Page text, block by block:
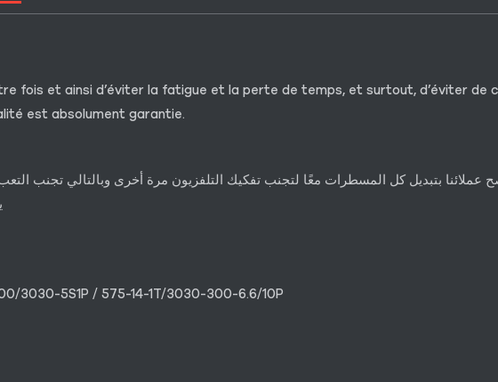
fois et ainsi d’éviter la fatigue et la perte de temps, et surtout, d’éviter de
est absolument garantie.
عملائنا بتبديل كل المسطرات معًا لتجنب تفكيك التلفزيون مرة أخرى وبالتالي تجنب
3030-5S1P / 575-14-1T/3030-300-6.6/10P